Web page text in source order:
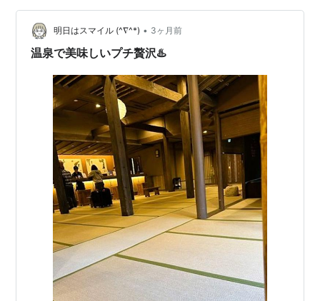
人分。 たまには贅沢しなくては！！ 『オールインクルー
シブだから、サービスを存分に味わい尽くしてや
る！！』と言う意気込みで臨みましたが（女子旅な…
明日はスマイル (^∇^*) • 3ヶ月前
温泉で美味しいプチ贅沢♨️